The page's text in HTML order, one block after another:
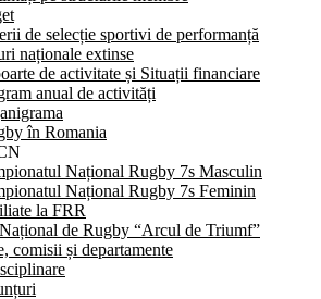
de selecție sportivi de performanță
naționale extinse
de activitate și Situații financiare
anual de activități
în Romania
Național Rugby 7s Masculin
Național Rugby 7s Feminin
la FRR
de Rugby “Arcul de Triumf”
comisii și departamente